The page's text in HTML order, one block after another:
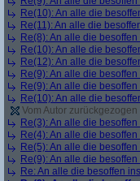
Re(10): An alle die
Re(11): An alle die
Re(8): An alle die
Re(10): An alle die
Re(12): An alle die
Re(9): An alle die
Re(9): An alle die
Re(10): An alle die
Vom Autor
Re(3): An alle die
Re(4): An alle die
Re(5): An alle die
Re(9): An alle die
Re: An alle die besoffen